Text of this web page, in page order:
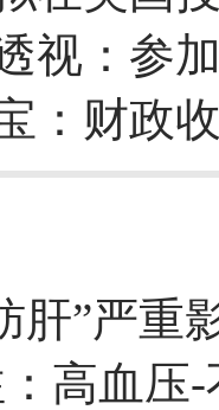
视：参
：财政
肝”严重
高血压